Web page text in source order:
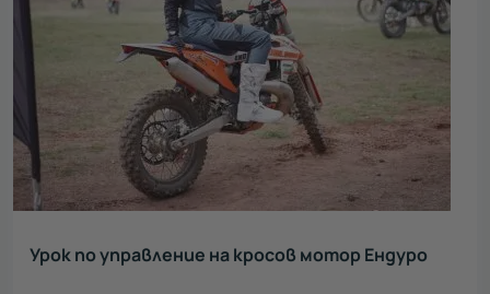
Урок по управление на кросов мотор Ендуро